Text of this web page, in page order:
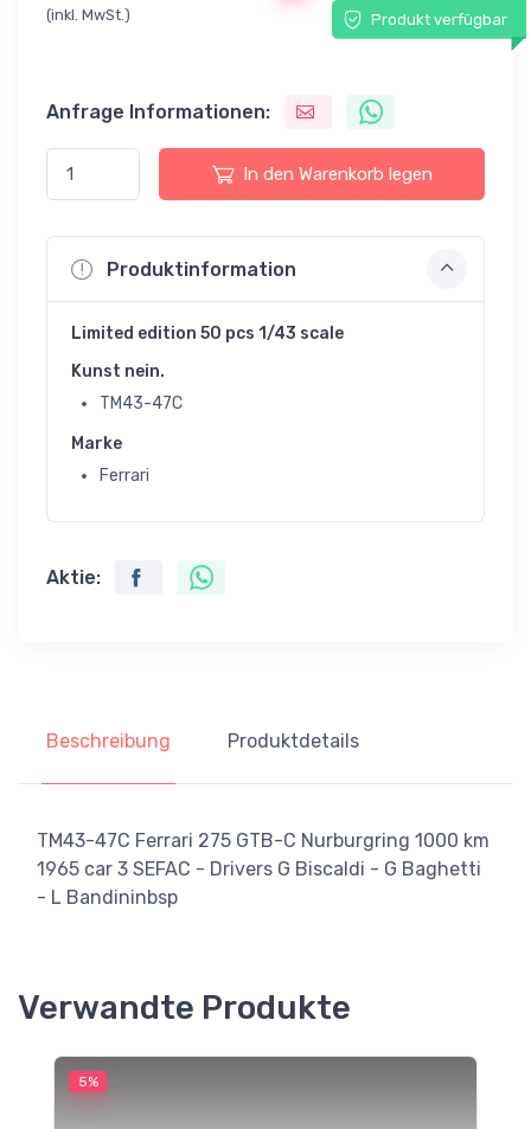
(inkl. MwSt.) Produkt verfügbar
Anfrage Informationen:
In den Warenkorb legen
Produktinformation
Limited edition 50 pcs 1/43 scale
Kunst nein.
TM43-47C
Marke
Ferrari
Aktie:
Beschreibung Produktdetails
TM43-47C Ferrari 275 GTB-C Nurburgring 1000 km
1965 car 3 SEFAC - Drivers G Biscaldi - G Baghetti
- L Bandininbsp
Verwandte Produkte
5%